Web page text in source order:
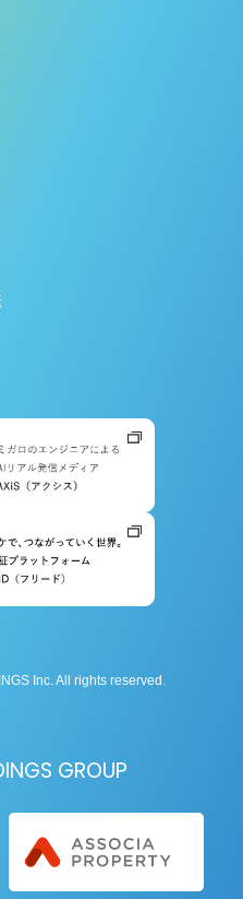
Inc. All rights reserved.
GROUP